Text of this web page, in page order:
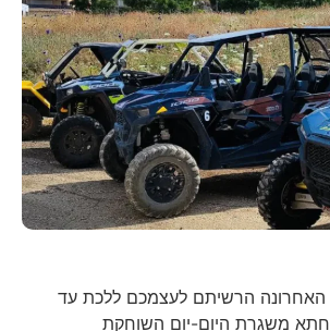
האחרונה הרשיתם לעצמכם ללכת עד
משגרת היום-יום השוחקת